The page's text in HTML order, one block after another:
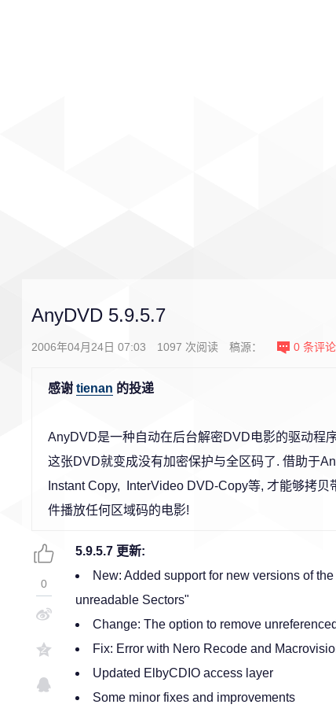
AnyDVD 5.9.5.7
2006年04月24日 07:03 1097 次阅读 稿源： 0 条评论
感谢 tienan 的投递
AnyDVD是一种自动在后台解密DVD电影的驱动程
这张DVD就变成没有加密保护与全区码了. 借助于
Instant Copy, InterVideo DVD-Copy等, 才能够拷
件播放任何区域码的电影!
5.9.5.7 更新:
New: Added support for new versions of
unreadable Sectors"
Change: The option to remove
Fix: Error with Nero Recode and
Updated ElbyCDIO access layer
Some minor fixes and improvements
0